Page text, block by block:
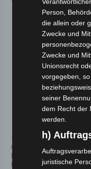
Angebot!
Kostenloser Versand
Angebot!
COCO BIKE CP-4
ELEKTRO-CHOPPER
KM/H
Preis
war:
1.490,00 €
Preis
ist:
Person,
die allein oder
Zwecke und
Zwecke und
Unionsrecht
vorgegeben,
seiner
dem Recht der
werden.
h)
juristische